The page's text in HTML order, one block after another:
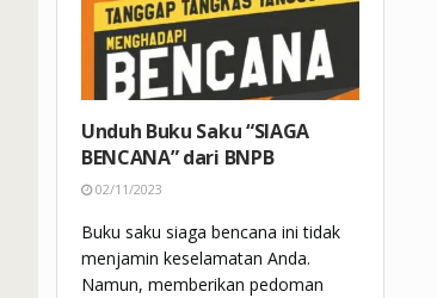
Unduh Buku Saku “SIAGA
BENCANA” dari BNPB
02/11/2023
Buku saku siaga bencana ini tidak
menjamin keselamatan Anda.
Namun, memberikan pedoman